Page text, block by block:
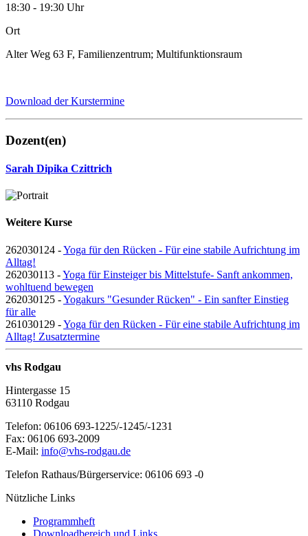
18:30 - 19:30 Uhr
Ort
Alter Weg 63 F, Familienzentrum; Multifunktionsraum
Download der Kurstermine
Dozent(en)
Sarah Dipika Czittrich
Weitere Kurse
262030124 -Yoga für den Rücken - Für eine stabile Aufrichtung im
Alltag!
262030113 -Yoga für Einsteiger bis Mittelstufe- Sanft ankommen,
wohltuend bewegen
262030125 -Yogakurs "Gesunder Rücken" - Ein sanfter Einstieg
für alle
261030129 -Yoga für den Rücken - Für eine stabile Aufrichtung im
Alltag! Zusatztermine
vhs Rodgau
Hintergasse 15
63110 Rodgau
Telefon: 06106 693-1225/-1245/-1231
Fax: 06106 693-2009
E-Mail: info@vhs-rodgau.de
Telefon Rathaus/Bürgerservice: 06106 693 -0
Nützliche Links
Programmheft
Downloadbereich und Links